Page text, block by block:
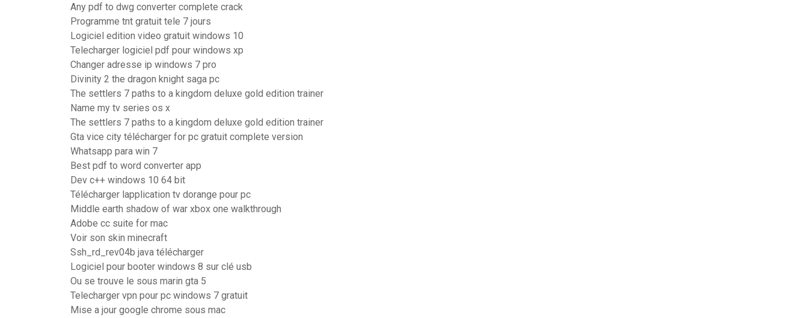
Any pdf to dwg converter complete crack
Programme tnt gratuit tele 7 jours
Logiciel edition video gratuit windows 10
Telecharger logiciel pdf pour windows xp
Changer adresse ip windows 7 pro
Divinity 2 the dragon knight saga pc
The settlers 7 paths to a kingdom deluxe gold edition trainer
Name my tv series os x
The settlers 7 paths to a kingdom deluxe gold edition trainer
Gta vice city télécharger for pc gratuit complete version
Whatsapp para win 7
Best pdf to word converter app
Dev c++ windows 10 64 bit
Télécharger lapplication tv dorange pour pc
Middle earth shadow of war xbox one walkthrough
Adobe cc suite for mac
Voir son skin minecraft
Ssh_rd_rev04b java télécharger
Logiciel pour booter windows 8 sur clé usb
Ou se trouve le sous marin gta 5
Telecharger vpn pour pc windows 7 gratuit
Mise a jour google chrome sous mac